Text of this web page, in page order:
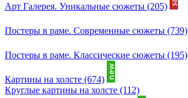
Арт Галерея. Уникальные сюжеты (205)
Постеры в раме. Современные сюжеты (739)
Постеры в раме. Классические сюжеты (195)
Картины на холсте (674)
Круглые картины на холсте (112)